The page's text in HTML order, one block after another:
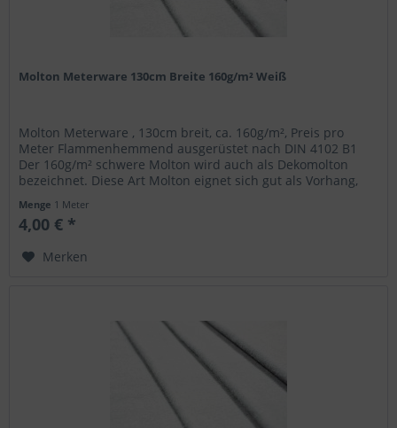
Molton Meterware 130cm Breite 160g/m² Weiß
Molton Meterware , 130cm breit, ca. 160g/m², Preis pro
Meter Flammenhemmend ausgerüstet nach DIN 4102 B1
Der 160g/m² schwere Molton wird auch als Dekomolton
bezeichnet. Diese Art Molton eignet sich gut als Vorhang,
Menge 1 Meter
4,00 € *
Merken